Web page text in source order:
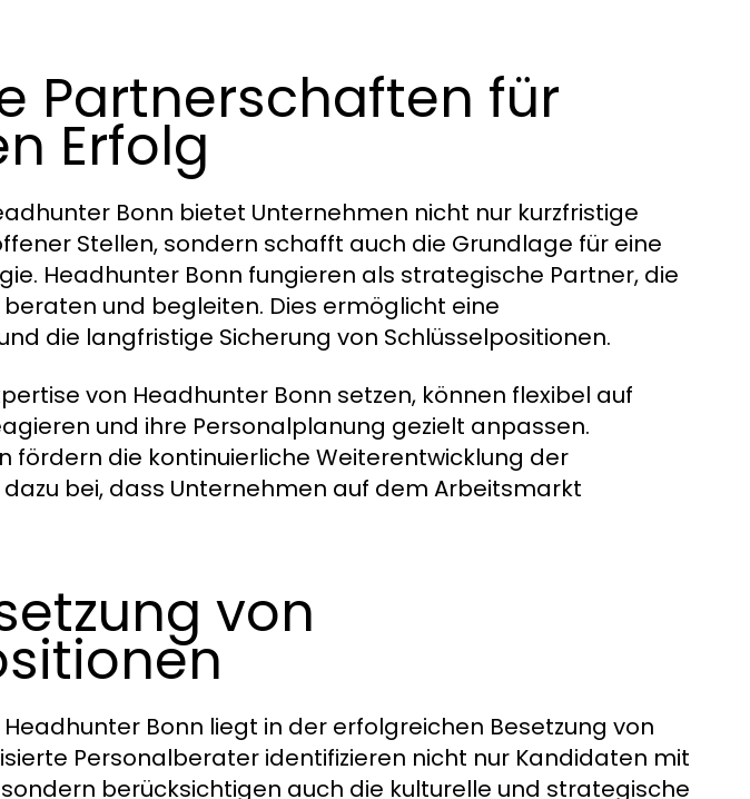
Partnerschaften für
Erfolg
Bonn bietet Unternehmen nicht nur kurzfristige
Stellen, sondern schafft auch die Grundlage für eine
Headhunter Bonn fungieren als strategische Partner, die
und begleiten. Dies ermöglicht eine
die langfristige Sicherung von Schlüsselpositionen.
von Headhunter Bonn setzen, können flexibel auf
und ihre Personalplanung gezielt anpassen.
fördern die kontinuierliche Weiterentwicklung der
bei, dass Unternehmen auf dem Arbeitsmarkt
von
Bonn liegt in der erfolgreichen Besetzung von
Personalberater identifizieren nicht nur Kandidaten mit
berücksichtigen auch die kulturelle und strategische